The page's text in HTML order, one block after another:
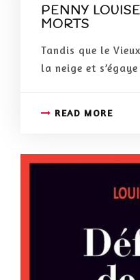
PENNY
MORTS
Tandis que le
la neige et s’égaye
READ MORE